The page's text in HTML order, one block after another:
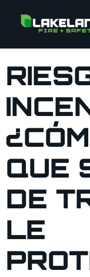
QUE
DE
LE